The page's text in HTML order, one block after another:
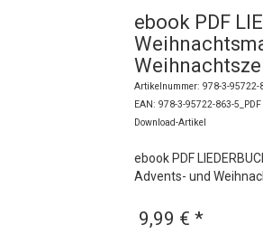
ebook PDF
Artikelnummer: 978-3-95722-
EAN: 978-3-95722-863-5_PDF
Download-Artikel
ebook PDF
Advents- und
9,99 € *